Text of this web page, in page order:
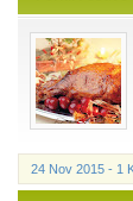
24 Nov 2015 - 1